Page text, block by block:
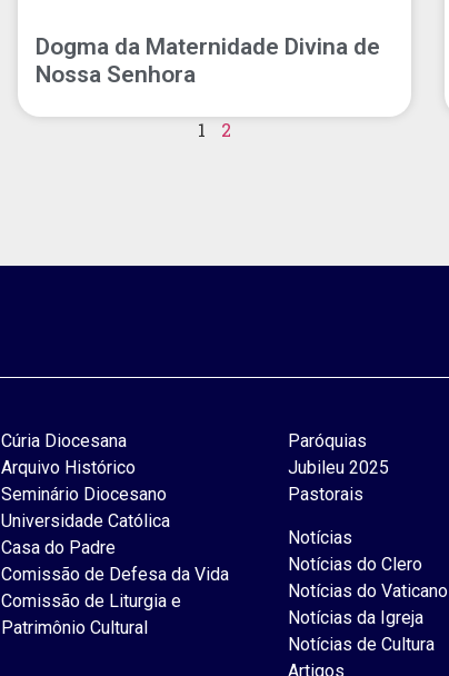
Dogma da Maternidade Divina de
Nossa Senhora
1 2
Cúria Diocesana
Arquivo Histórico
Seminário Diocesano
Universidade Católica
Casa do Padre
Comissão de Defesa da Vida
Comissão de Liturgia e
Patrimônio Cultural
Paróquias
Jubileu 2025
Pastorais
Notícias
Notícias do Clero
Notícias do Vaticano
Notícias da Igreja
Notícias de Cultura
Artigos